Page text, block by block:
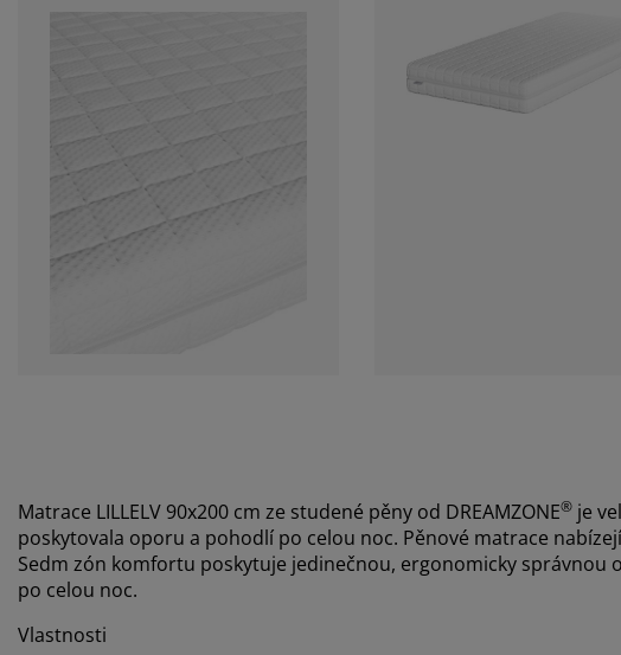
Matrace LILLELV 90x200 cm ze studené pěny od DREAMZONE® je
poskytovala oporu a pohodlí po celou noc. Pěnové matrace
Sedm zón komfortu poskytuje jedinečnou, ergonomicky správnou
po celou noc.
Vlastnosti